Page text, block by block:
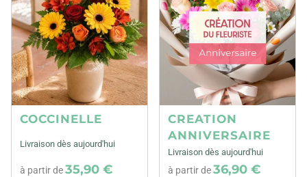
COCCINELLE
Livraison dès aujourd'hui
à partir de35,90 €
CREATION
ANNIVERSAIRE
Livraison dès aujourd'hui
à partir de36,90 €